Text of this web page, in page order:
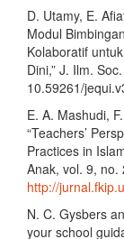
D. Utamy, E.
Modul
Kolaboratif
Dini,” J. Ilm.
10.59261/
E. A. Mashudi,
“Teachers’
Practices in
Anak, vol. 9, no.
http://
N. C. Gysbers
your school